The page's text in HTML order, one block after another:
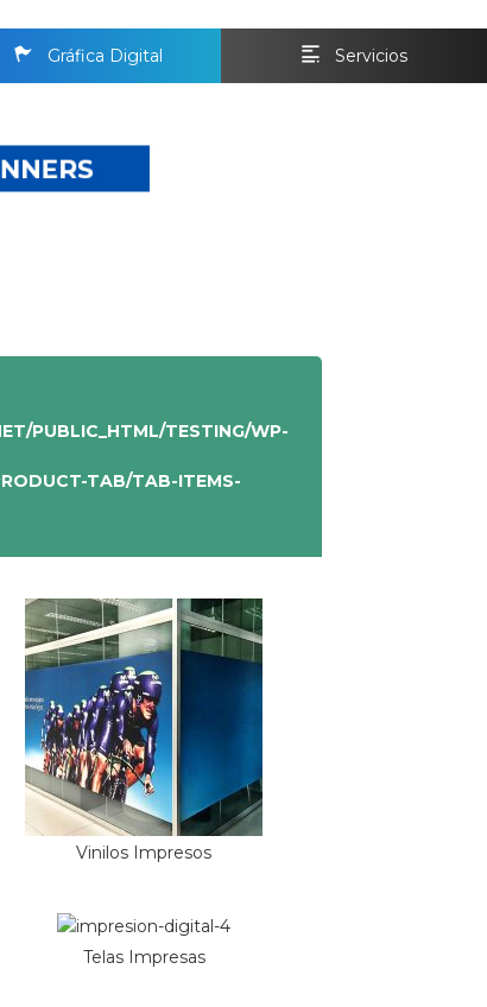
Gráfica Digital Servicios
PUBLIC_HTML/TESTING/WP-
TAB/TAB-ITEMS-
Vinilos Impresos
Telas Impresas